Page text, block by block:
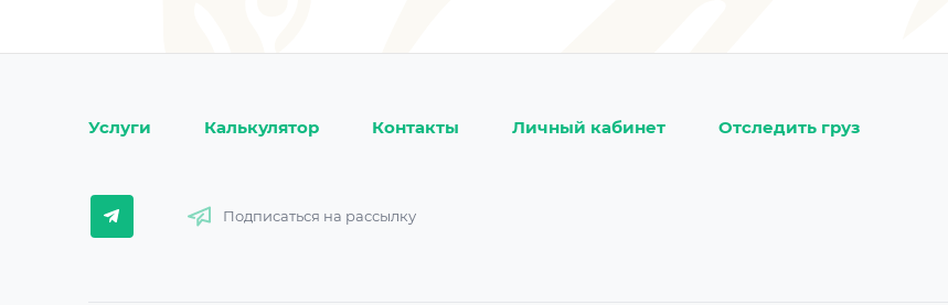
Услуги Калькулятор Контакты Личный кабинет Отследить груз
Подписаться на рассылку